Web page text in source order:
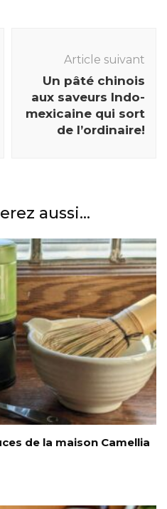
Article suivant
Un pâté chinois
aux saveurs Indo-
mexicaine qui sort
de l’ordinaire!
aussi...
de la maison Camellia